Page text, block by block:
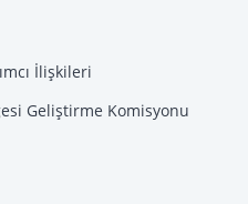
İlişkileri
Geliştirme Komisyonu